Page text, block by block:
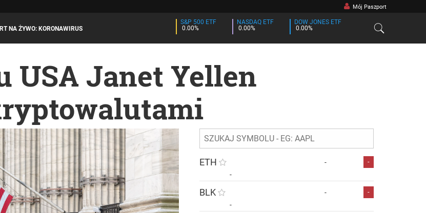
Mój Paszport
NA ŻYWO: KORONAWIRUS
S&P 500 ETF
0.00%
NASDAQ ETF
0.00%
DOW JONES ETF
0.00%
USA Janet Yellen
ETH - -
-
BLK - -
-